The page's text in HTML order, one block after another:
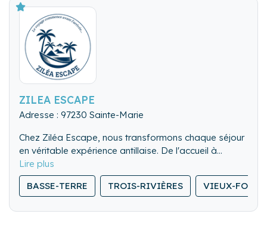
ZILEA ESCAPE
Adresse : 97230 Sainte-Marie
Chez Ziléa Escape, nous transformons chaque séjour
en véritable expérience antillaise. De l'accueil à
l'aéroport aux adresses secrètes de Martinique,
Guadeloupe et Guyane, nous prenons soin de nos
voyageurs afin qu'ils se sentent comme s'ils étaient
BASSE-TERRE TROIS-RIVIÈRES VIEUX-FORT